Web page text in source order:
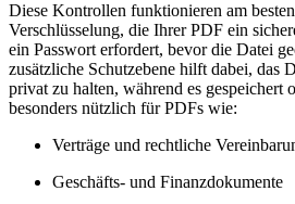
Diese Kontrollen funktionieren am
Verschlüsselung, die Ihrer PDF ein
ein Passwort erfordert, bevor die Datei
zusätzliche Schutzebene hilft dabei, das
privat zu halten, während es gespeichert
besonders nützlich für PDFs wie:
Verträge und rechtliche
Geschäfts- und Finanzdokumente